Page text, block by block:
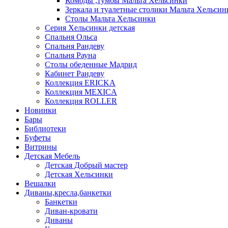
Зеркала и туалетные столики Мальта
Столы Мальта Хельсинки
Серия Хельсинки детская
Спальня Ольса
Спальня Рандеву
Спальня Рауна
Столы обеденные Мадрид
Кабинет Рандеву
Коллекция ERICKA
Коллекция MEXICA
Коллекция ROLLER
Новинки
Бары
Библиотеки
Буфеты
Витрины
Детская Мебель
Детская Добрый мастер
Детская Хельсинки
Вешалки
Диваны,кресла,банкетки
Банкетки
Диван-кровати
Диваны